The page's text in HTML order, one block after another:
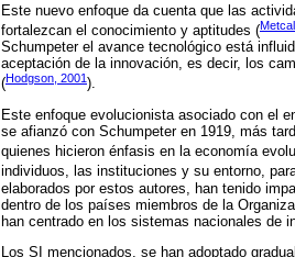
Este nuevo enfoque da cuenta que las
fortalezcan el conocimiento y aptitudes (
Schumpeter el avance tecnológico está
aceptación de la innovación, es decir, los
(Hodgson, 2001 ).
Este enfoque evolucionista asociado con el
se afianzó con Schumpeter en 1919, más
quienes hicieron énfasis en la economía
individuos, las instituciones y su entorno,
elaborados por estos autores, han tenido
dentro de los países miembros de la
han centrado en los sistemas nacionales de
Los SI mencionados, se han adoptado